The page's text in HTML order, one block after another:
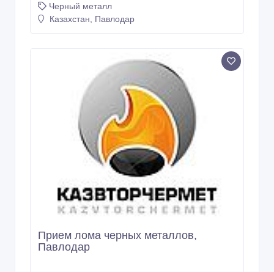
Черный металл
Казахстан, Павлодар
Прием лома черных металлов,
Павлодар